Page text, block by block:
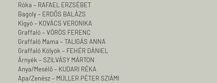
Róka – RAFAEL ERZSÉBET
Bagoly – ERDŐS BALÁZS
Kígyó – KOVÁCS VERONIKA
Graffaló – VÖRÖS FERENC
Graffaló Mama – TALIGÁS ANNA
Graffaló Kölyök – FEHÉR DÁNIEL
Árnyék – SZILVÁSY MÁRTON
Anya/Mesélő – KUDARI RÉKA
Apa/Zenész – MÜLLER PÉTER SZIÁMI